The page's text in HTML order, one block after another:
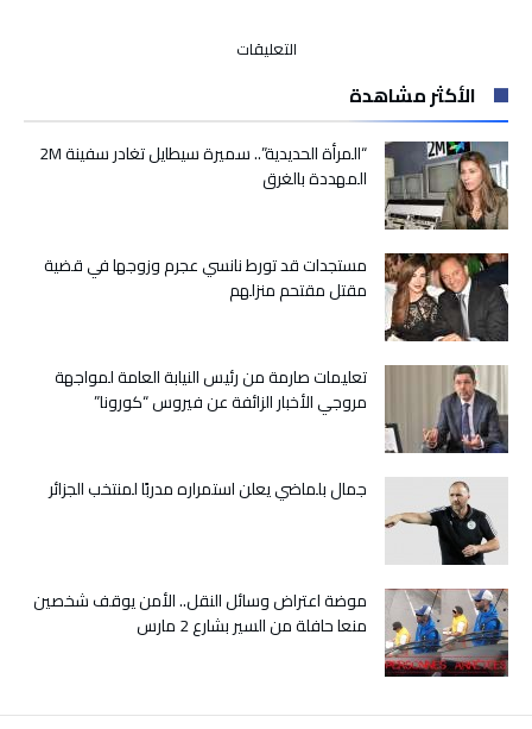
التعليقات
عمور
يحيي
حفل
مغلقة
الأكثر مشاهدة
“المرأة الحديدية”.. سميرة سيطايل تغادر سفينة 2M
المهددة بالغرق
مستجدات قد تورط نانسي عجرم وزوجها في قضية
مقتل مقتحم منزلهم
تعليمات صارمة من رئيس النيابة العامة لمواجهة
مروجي الأخبار الزائفة عن فيروس “كورونا”
جمال بلماضي يعلن استمراره مدربًا لمنتخب الجزائر
موضة اعتراض وسائل النقل.. الأمن يوقف شخصين
منعا حافلة من السير بشارع 2 مارس